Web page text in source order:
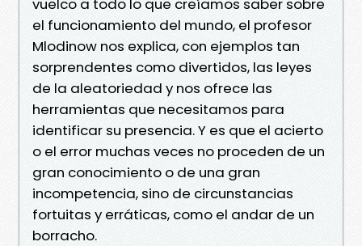
vuelco a todo lo que creíamos saber sobre
el funcionamiento del mundo, el profesor
Mlodinow nos explica, con ejemplos tan
sorprendentes como divertidos, las leyes
de la aleatoriedad y nos ofrece las
herramientas que necesitamos para
identificar su presencia. Y es que el acierto
o el error muchas veces no proceden de un
gran conocimiento o de una gran
incompetencia, sino de circunstancias
fortuitas y erráticas, como el andar de un
borracho.